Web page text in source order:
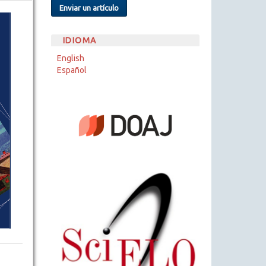
Enviar un artículo
IDIOMA
English
Español